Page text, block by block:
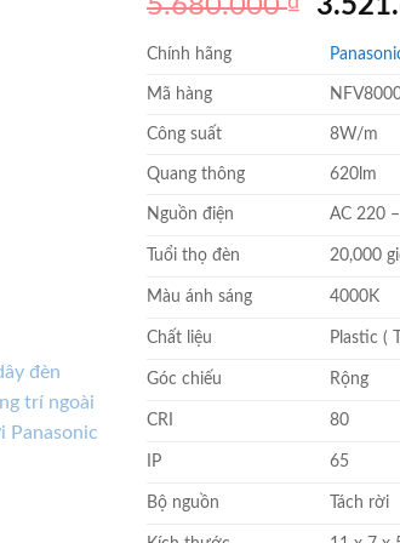
là:
Chính hãng
Mã hàng
Công suất 8W/m
Quang thông 620lm
Nguồn điện AC 220
Tuổi thọ đèn 20,000
Màu ánh sáng 4000K
Chất liệu Plastic (
Góc chiếu Rộng
CRI 80
IP 65
Bộ nguồn Tách rời